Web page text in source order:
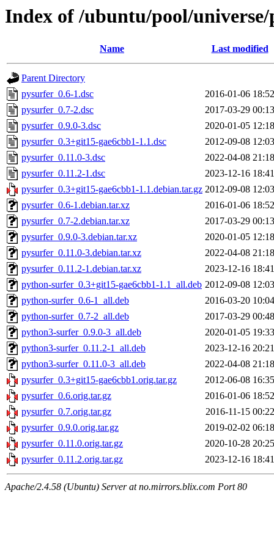
Index of /ubuntu/pool/
Name Last modified
Parent Directory
pysurfer_0.6-1.dsc
2016-01-06 18:52
pysurfer_0.7-2.dsc
2017-03-29 00:13
pysurfer_0.9.0-3.dsc
2020-01-05 12:18
pysurfer_0.3+git15-gae6cbb1-1.1.dsc
2012-09-08 12:03
pysurfer_0.11.0-3.dsc
2022-04-08 21:18
pysurfer_0.11.2-1.dsc
2023-12-16 18:41
pysurfer_0.3+git15-gae6cbb1-1.1.debian.tar.gz 2012-09-08 12:03
pysurfer_0.6-1.debian.tar.xz
2016-01-06 18:52
pysurfer_0.7-2.debian.tar.xz
2017-03-29 00:13
pysurfer_0.9.0-3.debian.tar.xz
2020-01-05 12:18
pysurfer_0.11.0-3.debian.tar.xz
2022-04-08 21:18
pysurfer_0.11.2-1.debian.tar.xz
2023-12-16 18:41
python-surfer_0.3+git15-gae6cbb1-1.1_all.deb 2012-09-08 12:03
python-surfer_0.6-1_all.deb
2016-03-20 10:04
python-surfer_0.7-2_all.deb
2017-03-29 00:48
python3-surfer_0.9.0-3_all.deb
2020-01-05 19:33
python3-surfer_0.11.2-1_all.deb
2023-12-16 20:21
python3-surfer_0.11.0-3_all.deb
2022-04-08 21:18
pysurfer_0.3+git15-gae6cbb1.orig.tar.gz
2012-06-08 16:35
pysurfer_0.6.orig.tar.gz
2016-01-06 18:52
pysurfer_0.7.orig.tar.gz
2016-11-15 00:22
pysurfer_0.9.0.orig.tar.gz
2019-02-02 06:18
pysurfer_0.11.0.orig.tar.gz
2020-10-28 20:25
pysurfer_0.11.2.orig.tar.gz
2023-12-16 18:41
Apache/2.4.58 (Ubuntu) Server at no.mirrors.blix.com Port 80